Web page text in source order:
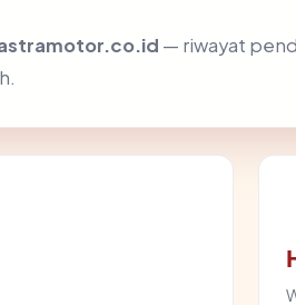
— riwayat